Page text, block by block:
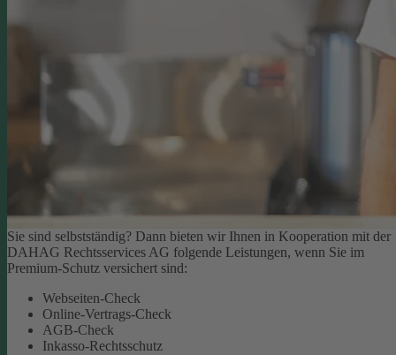
Sie sind selbstständig? Dann bieten wir Ihnen in Kooperation mit der
DAHAG Rechtsservices AG folgende Leistungen, wenn Sie im
Premium-Schutz versichert sind:
Webseiten-Check
Online-Vertrags-Check
AGB-Check
Inkasso-Rechtsschutz